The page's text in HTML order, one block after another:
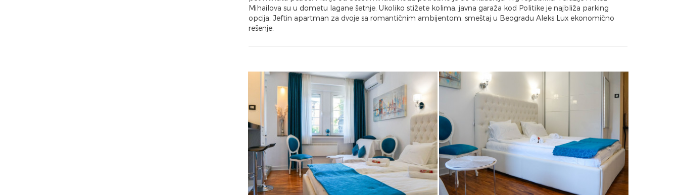
Mihailova su u dometu lagane šetnje. Ukoliko stižete kolima, javna garaža kod Politike je najbliža parking
opcija. Jeftin apartman za dvoje sa romantičnim ambijentom, smeštaj u Beogradu Aleks Lux ekonomično
rešenje.